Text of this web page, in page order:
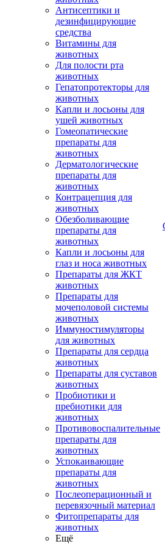
Антисептики и
дезинфицирующие
средства
Витамины для
животных
Для полости рта
животных
Гепатопротекторы для
животных
Капли и лосьоны для
ушей животных
Гомеопатические
препараты для
животных
Дерматологические
препараты для
животных
Контрацепция для
животных
Обезболивающие
препараты для
животных
Капли и лосьоны для
глаз и носа животных
Препараты для ЖКТ
животных
Препараты для
мочеполовой системы
животных
Иммуностимуляторы
для животных
Препараты для сердца
животных
Препараты для суставов
животных
Пробиотики и
пребиотики для
животных
Противовоспалительные
препараты для
животных
Успокаивающие
препараты для
животных
Послеоперационный и
перевязочный материал
Фитопрепараты для
животных
Ещё